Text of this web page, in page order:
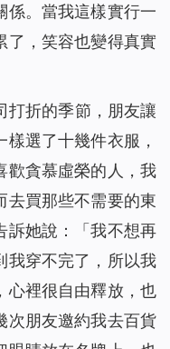
係。當我這樣實行一
了，笑容也變得真實
打折的季節，朋友讓
選了十幾件衣服，
歡貪慕虛榮的人，我
去買那些不需要的東
訴她說：「我不想再
我穿不完了，所以我
心裡很自由釋放，也
次朋友邀約我去百貨